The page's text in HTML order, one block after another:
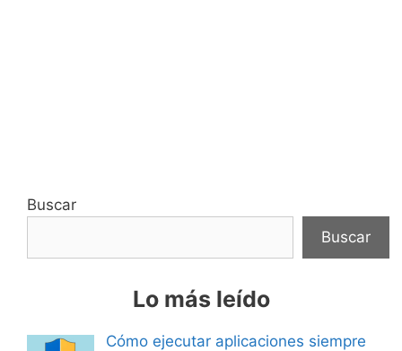
Buscar
Buscar
Lo más leído
Cómo ejecutar aplicaciones siempre